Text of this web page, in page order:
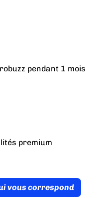
pendant 1 mois
premium
vous correspond